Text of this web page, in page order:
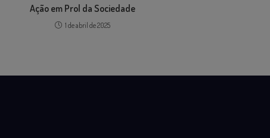
Ação em Prol da Sociedade
1 de abril de 2025